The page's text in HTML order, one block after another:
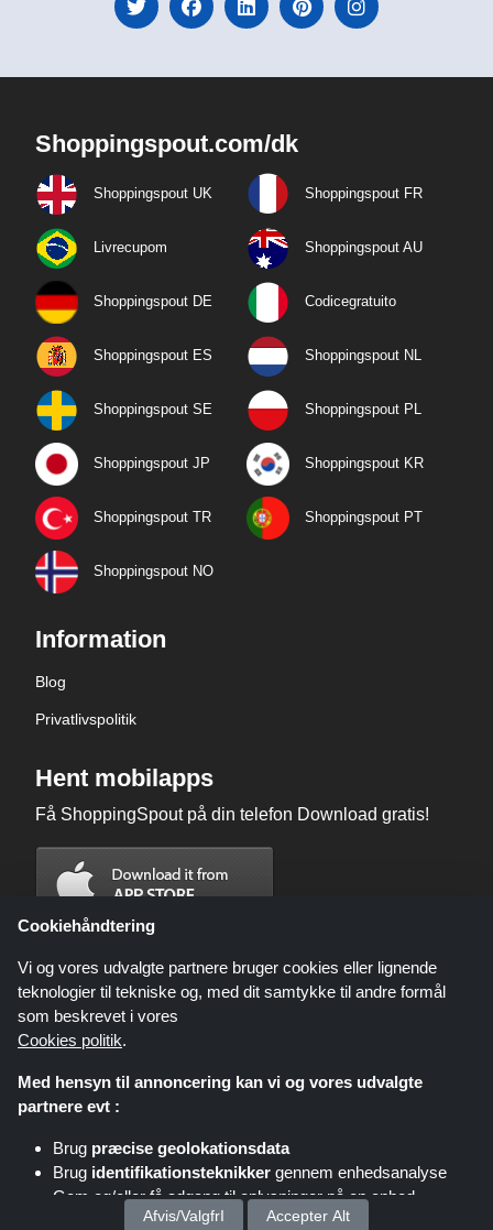
Shoppingspout.com/dk
Shoppingspout UK Shoppingspout FR
Livrecupom Shoppingspout AU
Shoppingspout DE Codicegratuito
Shoppingspout ES Shoppingspout NL
Shoppingspout SE Shoppingspout PL
Shoppingspout JP Shoppingspout KR
Shoppingspout TR Shoppingspout PT
Shoppingspout NO
Information
Blog
Privatlivspolitik
Hent mobilapps
Få ShoppingSpout på din telefon Download gratis!
Shoppingspout.com/dk eller dets personale er ikke involveret, når du
foretager et køb via disse links, Shoppingspout.com/dk optjener kun
kommission gennem disse links/tilbud.
Cookiehåndtering
Vi og vores udvalgte partnere bruger cookies eller lignende
teknologier til tekniske og, med dit samtykke til andre formål
som beskrevet i vores
Cookies politik.
Med hensyn til annoncering kan vi og vores udvalgte
partnere evt :
Brug præcise geolokationsdata
Brug identifikationsteknikker gennem enhedsanalyse
Gem og/eller få adgang til oplysninger på en enhed
Afvis/ValgfrI Accepter Alt